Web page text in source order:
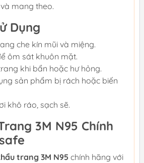
mang theo.
Dụng
che kín mũi và miệng.
ôm sát khuôn mặt.
khi bẩn hoặc hư hỏng.
sản phẩm bị rách hoặc biến
khô ráo, sạch sẽ.
3M N95 Chính
trang 3M N95 chính hãng với